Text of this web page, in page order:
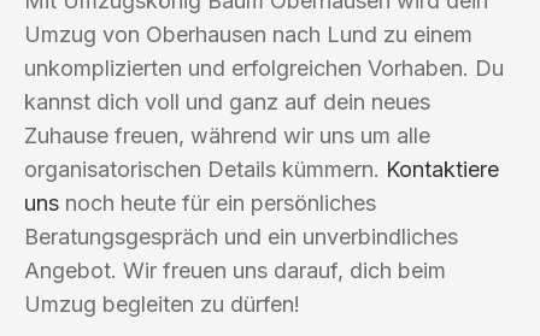
Umzug von Oberhausen nach Lund zu einem
unkomplizierten und erfolgreichen Vorhaben. Du
kannst dich voll und ganz auf dein neues
Zuhause freuen, während wir uns um alle
organisatorischen Details kümmern. Kontaktiere
uns noch heute für ein persönliches
Beratungsgespräch und ein unverbindliches
Angebot. Wir freuen uns darauf, dich beim
Umzug begleiten zu dürfen!